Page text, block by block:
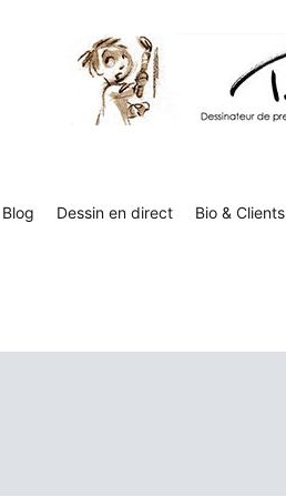
Blog Dessin en direct Bio & Clients